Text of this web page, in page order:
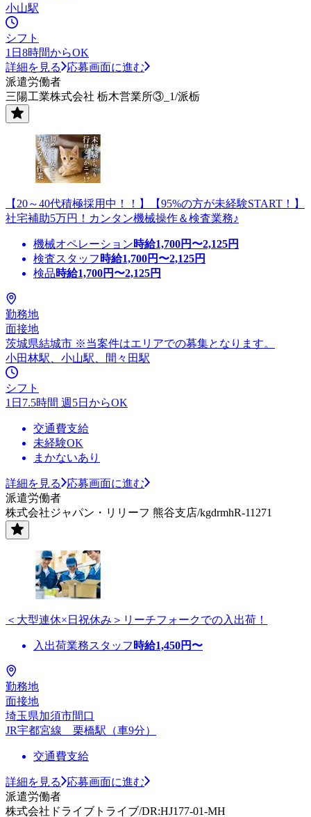
小山駅
シフト
1日8時間からOK
詳細を見る
応募画面に進む
派遣労働者
三陽工業株式会社 栃木営業所③_1/派栃
【20～40代積極採用中！！】【95%の方が未経験START！】
社宅補助5万円！カンタン機械操作＆検査業務♪
機械オペレーション時給1,700円〜2,125円
検査スタッフ 時給1,700円〜2,125円
検品時給1,700円〜2,125円
勤務地
面接地
茨城県結城市 ※当案件はエリアでの募集となります。
小田林駅、小山駅、間々田駅
シフト
1日7.5時間 週5日からOK
交通費支給
未経験OK
まかないあり
詳細を見る
応募画面に進む
派遣労働者
株式会社ジャパン・リリーフ 熊谷支店/kgdrmhR-11271
＜大型連休×日祝休み＞リーチフォークでの入出荷！
入出荷業務スタッフ 時給1,450円〜
勤務地
面接地
埼玉県加須市間口
JR宇都宮線 栗橋駅（車9分）
交通費支給
詳細を見る
応募画面に進む
派遣労働者
株式会社ドライブトライブ/DR:HJ177-01-MH